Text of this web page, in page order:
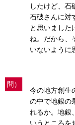
したけど、石
石破さんに対
と思いました
ね。だから、
いないように
問）
今の地方創生
の中で地銀の
れるか。地銀
いうところを